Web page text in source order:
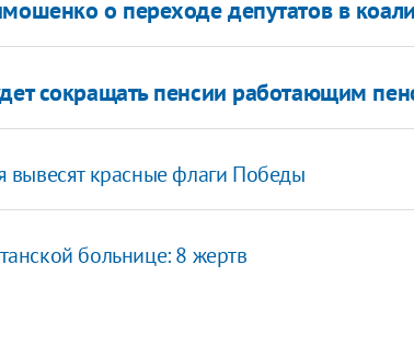
о переходе депутатов в
сокращать пенсии работающим
вывесят красные флаги Победы
больнице: 8 жертв